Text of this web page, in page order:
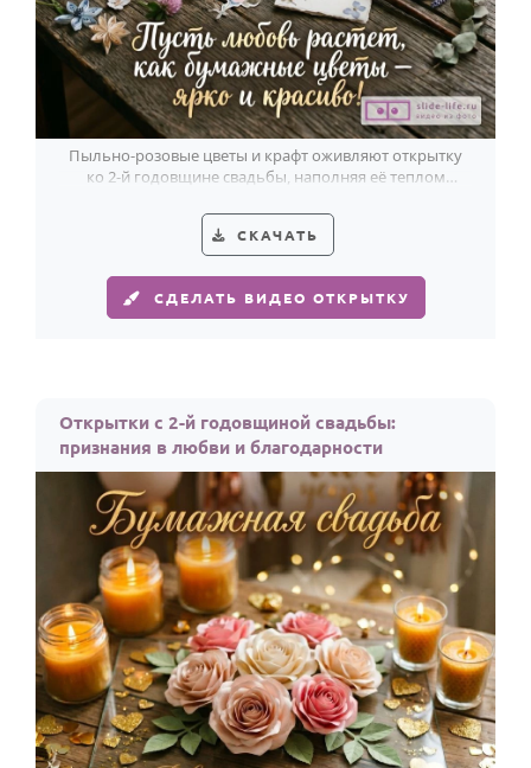
Пыльно-розовые цветы и крафт оживляют открытку
ко 2-й годовщине свадьбы, наполняя её теплом
СКАЧАТЬ
СДЕЛАТЬ ВИДЕО ОТКРЫТКУ
Открытки с 2-й годовщиной свадьбы:
признания в любви и благодарности